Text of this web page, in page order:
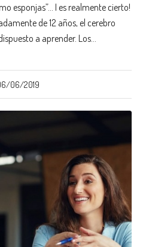
esponjas”… I es realmente cierto!
de 12 años, el cerebro
a aprender. Los…
06/2019